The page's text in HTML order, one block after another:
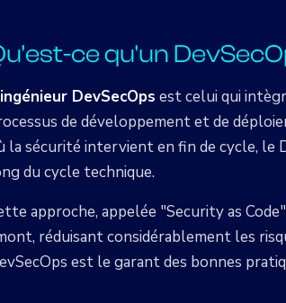
ce qu'un
DevSecOps est celui qui
de développement et de
la sécurité intervient en fin de cycle, le
du cycle technique.
approche, appelée "Security as
réduisant considérablement les
est le garant des bonnes